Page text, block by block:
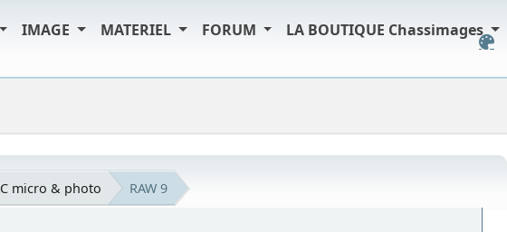
IMAGE MATERIEL FORUM LA BOUTIQUE Chassimages
micro & photo RAW 9